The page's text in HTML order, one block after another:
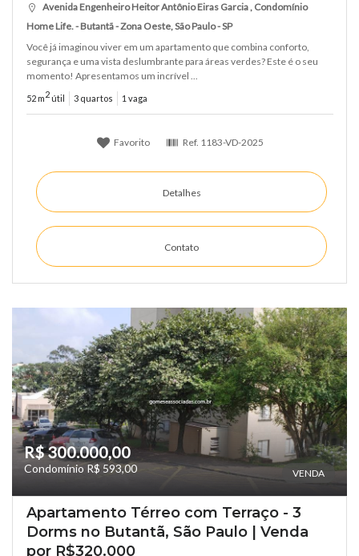
Avenida Engenheiro Heitor Antônio Eiras Garcia , Condomínio
Home Life. - Butantã - Zona Oeste, São Paulo - SP
Você já imaginou viver em um apartamento que combina conforto,
segurança e uma vista deslumbrante para áreas verdes? Este é o seu
momento! Apresentamos um incrível ...
52 m2 útil 3 quartos 1 vaga
Favorito Ref. 1183-VD-2025
Detalhes
Contato
R$ 300.000,00
Condomínio R$ 593,00 VENDA
Apartamento Térreo com Terraço - 3
Dorms no Butantã, São Paulo | Venda
por R$320.000